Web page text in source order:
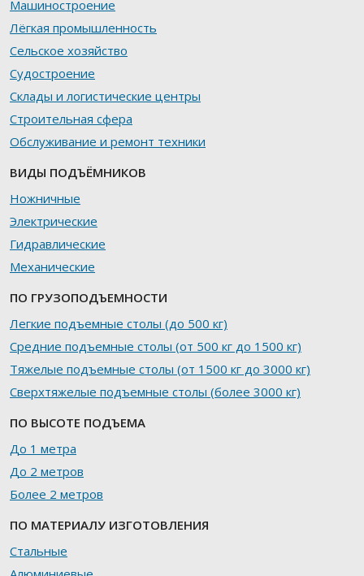
Машиностроение
Лёгкая промышленность
Сельское хозяйство
Судостроение
Склады и логистические центры
Строительная сфера
Обслуживание и ремонт техники
ВИДЫ ПОДЪЁМНИКОВ
Ножничные
Электрические
Гидравлические
Механические
ПО ГРУЗОПОДЪЕМНОСТИ
Легкие подъемные столы (до 500 кг)
Средние подъемные столы (от 500 кг до 1500 кг)
Тяжелые подъемные столы (от 1500 кг до 3000 кг)
Сверхтяжелые подъемные столы (более 3000 кг)
ПО ВЫСОТЕ ПОДЪЕМА
До 1 метра
До 2 метров
Более 2 метров
ПО МАТЕРИАЛУ ИЗГОТОВЛЕНИЯ
Стальные